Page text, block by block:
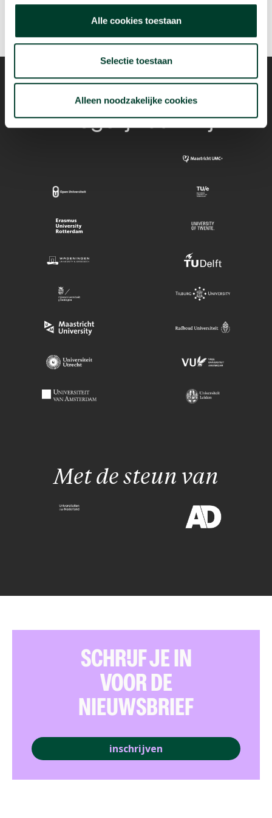
Alle cookies toestaan
Selectie toestaan
Alleen noodzakelijke cookies
Mogelijk dankzij
Met de steun van
SCHRIJF JE IN
VOOR DE
NIEUWSBRIEF
inschrijven